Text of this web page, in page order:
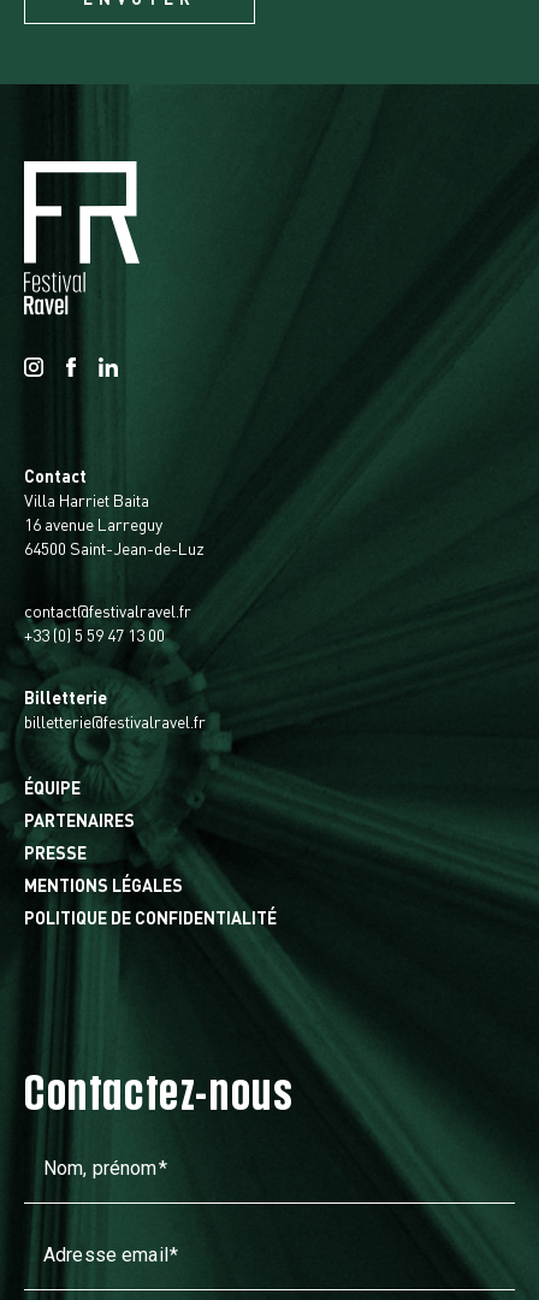
Contact
Villa Harriet Baita
16 avenue Larreguy
64500 Saint-Jean-de-Luz
contact@festivalravel.fr
+33 (0) 5 59 47 13 00
Billetterie
billetterie@festivalravel.fr
ÉQUIPE
PARTENAIRES
PRESSE
MENTIONS LÉGALES
POLITIQUE DE CONFIDENTIALITÉ
Contactez-nous
Nom, prénom
Adresse email